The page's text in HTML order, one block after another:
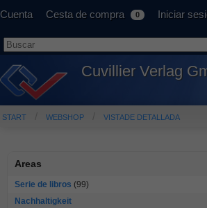
Cuenta Cesta de compra 0 Iniciar
Cuvillier Verlag
START WEBSHOP VISTADE DETALLADA
Areas
Serie de libros (99)
Nachhaltigkeit